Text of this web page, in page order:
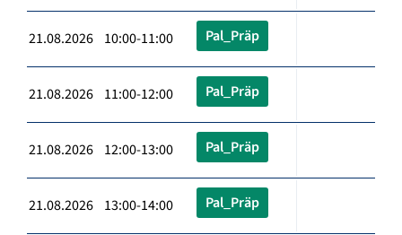
21.08.2026 10:00-11:00 Pal_Präp
21.08.2026 11:00-12:00 Pal_Präp
21.08.2026 12:00-13:00 Pal_Präp
21.08.2026 13:00-14:00 Pal_Präp